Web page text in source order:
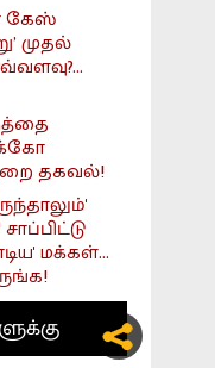
கேஸ்
முதல்
தகவல்!
மக்கள்...